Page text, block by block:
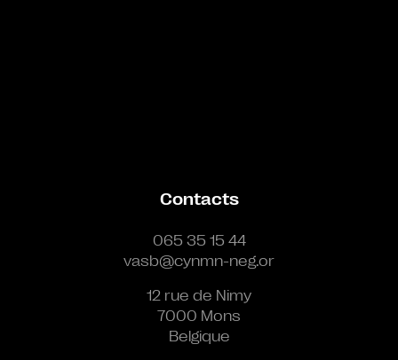
Contacts
065 35 15 44
vasb@cynmn-neg.or
12 rue de Nimy
7000 Mons
Belgique